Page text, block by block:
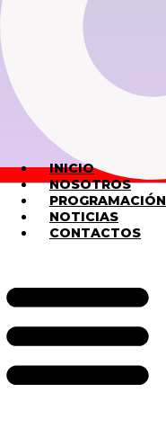
INICIO
NOSOTROS
PROGRAMACIÓN
NOTICIAS
CONTACTOS